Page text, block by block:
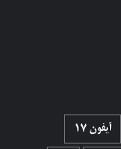
آیفون 17